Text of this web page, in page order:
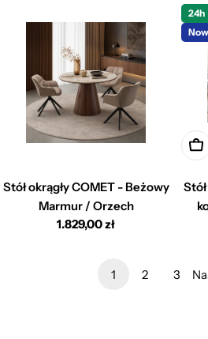
Stół okrągły COMET - Beżowy
Marmur / Orzech
Cena
1.829,00 zł
24h
1 2 3